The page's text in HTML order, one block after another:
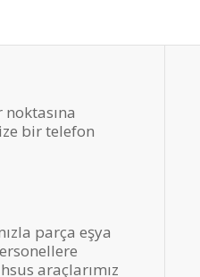
bir telefon
parça eşya
araçlarımız